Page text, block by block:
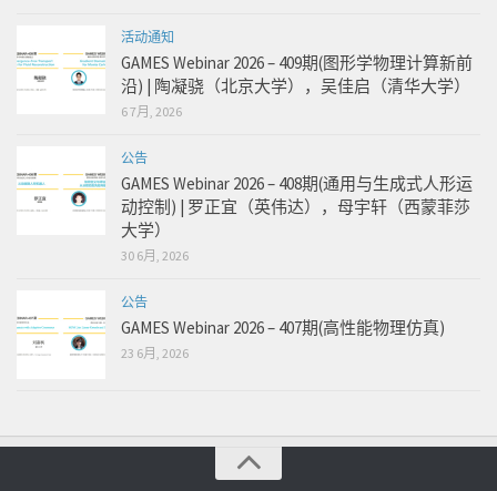
活动通知
GAMES Webinar 2026 – 409期(图形学物理计算新前
沿) | 陶凝骁（北京大学），吴佳启（清华大学）
6 7月, 2026
公告
GAMES Webinar 2026 – 408期(通用与生成式人形运
动控制) | 罗正宜（英伟达），母宇轩（西蒙菲莎
大学）
30 6月, 2026
公告
GAMES Webinar 2026 – 407期(高性能物理仿真)
23 6月, 2026